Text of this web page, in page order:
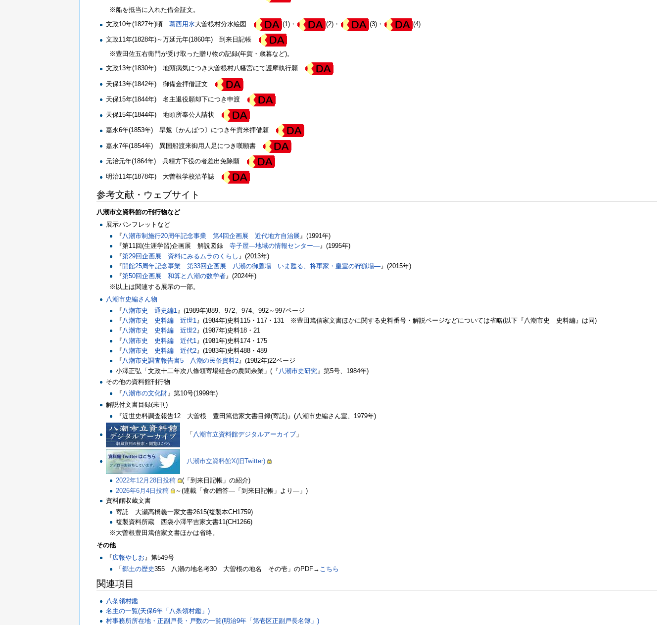
※船を抵当に入れた借金証文。
文政10年(1827年)頃葛西用水大曽根村分水絵図 (1)・ (2)・ (3)・ (4)
文政11年(1828年)～万延元年(1860年) 到来日記帳
※豊田佐五右衛門が受け取った贈り物の記録(年賀・歳暮など)。
文政13年(1830年) 地頭病気につき大曽根村八幡宮にて護摩執行願
天保13年(1842年) 御備金拝借証文
天保15年(1844年) 名主退役願却下につき申渡
天保15年(1844年) 地頭所奉公人請状
嘉永6年(1853年) 旱魃〔かんばつ〕につき年貢米拝借願
嘉永7年(1854年) 異国船渡来御用人足につき嘆願書
元治元年(1864年) 兵糧方下役の者差出免除願
明治11年(1878年) 大曽根学校沿革誌
参考文献・ウェブサイト
八潮市立資料館の刊行物など
展示パンフレットなど
『八潮市制施行20周年記念事業 第4回企画展 近代地方自治展』(1991年)
『第11回(生涯学習)企画展 解説図録 寺子屋―地域の情報センター―』(1995年)
『第29回企画展 資料にみるムラのくらし 』(2013年)
『開館25周年記念事業 第33回企画展 八潮の御鷹場 いま甦る、将軍家・皇室の狩猟場―』(2015年)
『第50回企画展 和算と八潮の数学者』(2024年)
※以上は関連する展示の一部。
八潮市史編さん物
『 八潮市史 通史編1 』(1989年)889、972、974、992～997ページ
『八潮市史 史料編 近世1』(1984年)史料115・117・131 ※豊田篤信家文書ほかに関する史料番号・解説ページなどについては省略(以下『八潮市史 史料編』は同)
『八潮市史 史料編 近世2』(1987年)史料18・21
『 八潮市史 史料編 近代1 』(1981年)史料174・175
『八潮市史 史料編 近代2』(1983年)史料488・489
『八潮市史調査報告書5 八潮の民俗資料2』(1982年)22ページ
小澤正弘「文政十二年次八條領寄場組合の農間余業」(『 八潮市史研究』第5号、1984年)
その他の資料館刊行物
『八潮市の文化財』第10号(1999年)
解説付文書目録(未刊)
『近世史料調査報告12 大曽根 豊田篤信家文書目録(寄託)』(八潮市史編さん室、1979年)
「 八潮市立資料館デジタルアーカイブ 」
八潮市立資料館X(旧Twitter)
2022年12月28日投稿
(「到来日記帳」の紹介)
2026年6月4日投稿
～(連載「食の贈答―「到来日記帳」より―」)
資料館収蔵文書
寄託 大瀬高橋義一家文書2615(複製本CH1759)
複製資料所蔵 西袋小澤平吉家文書11(CH1266)
※大曽根豊田篤信家文書ほかは省略。
その他
『広報やしお』第549号
「 郷土の歴史355 八潮の地名考30 大曽根の地名 その壱」のPDF→ ‎こちら
関連項目
八条領村鑑
名主の一覧(天保6年「八条領村鑑」)
村事務所所在地・正副戸長・戸数の一覧(明治9年「第壱区正副戸長名簿」)